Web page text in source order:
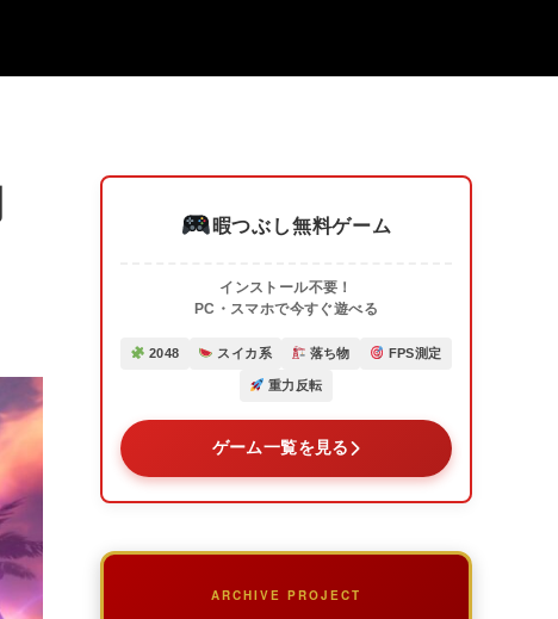
暇つぶし無料ゲーム
インストール不要！
PC・スマホで今すぐ遊べる
2048 スイカ系 落ち物 FPS測定
重力反転
ゲーム一覧を見る
ARCHIVE PROJECT